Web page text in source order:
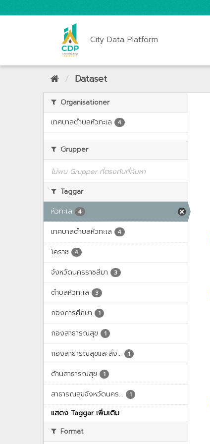
City Data Platform
Dataset
Organisationer
เทศบาลตำบลหัวทะเล
4
Grupper
ไม่พบ Grupper ที่ตรงกับที่ค้นหา
Taggar
หัวทะเล
4
เทศบาลตำบลหัวทะเล 4
โคราช 4
จังหวัดนครราชสีมา 3
ตำบลหัวทะเล 3
กองการศึกษา 1
กองสาธารณสุข 1
กองสาธารณสุขและสิ่ง... 1
ด้านสาธารณสุข 1
สาธารณสุขจังหวัดนคร... 1
แสดง Taggar เพิ่มเติม
Format